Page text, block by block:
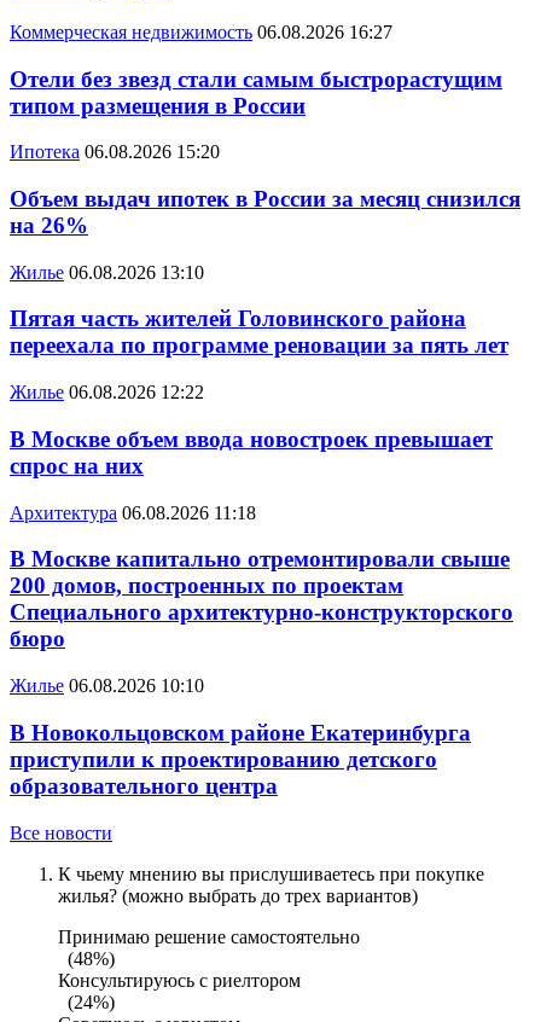
Коммерческая недвижимость 06.08.2026 16:27
Отели без звезд стали самым быстрорастущим
типом размещения в России
Ипотека 06.08.2026 15:20
Объем выдач ипотек в России за месяц снизился
на 26%
Жилье 06.08.2026 13:10
Пятая часть жителей Головинского района
переехала по программе реновации за пять лет
Жилье 06.08.2026 12:22
В Москве объем ввода новостроек превышает
спрос на них
Архитектура 06.08.2026 11:18
В Москве капитально отремонтировали свыше
200 домов, построенных по проектам
Специального архитектурно-конструкторского
бюро
Жилье 06.08.2026 10:10
В Новокольцовском районе Екатеринбурга
приступили к проектированию детского
образовательного центра
Все новости
К чьему мнению вы прислушиваетесь при покупке
жилья? (можно выбрать до трех вариантов)
Принимаю решение самостоятельно
(48%)
Консультируюсь с риелтором
(24%)